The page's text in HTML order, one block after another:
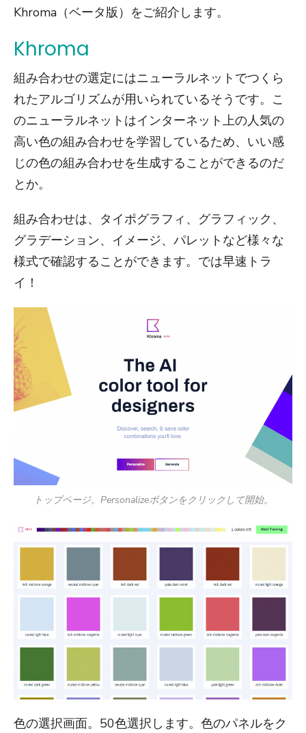
Khroma（ベータ版）をご紹介します。
Khroma
組み合わせの選定にはニューラルネットでつくら
れたアルゴリズムが用いられているそうです。こ
のニューラルネットはインターネット上の人気の
高い色の組み合わせを学習しているため、いい感
じの色の組み合わせを生成することができるのだ
とか。
組み合わせは、タイポグラフィ、グラフィック、
グラデーション、イメージ、パレットなど様々な
様式で確認することができます。では早速トラ
イ！
トップページ。Personalizeボタンをクリックして開始。
色の選択画面。50色選択します。色のパネルをク